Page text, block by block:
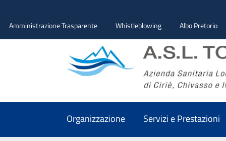
Amministrazione Trasparente Whistleblowing Albo Pretorio
Organizzazione Servizi e Prestazioni